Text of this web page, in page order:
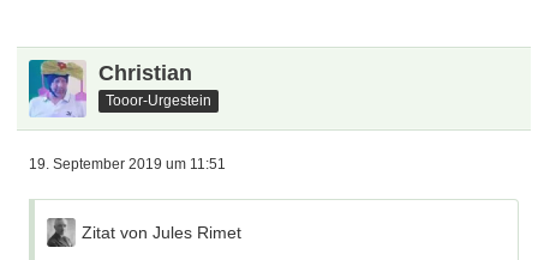
Christian
Tooor-Urgestein
19. September 2019 um 11:51
Zitat von Jules Rimet